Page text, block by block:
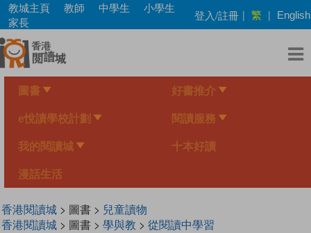
Skip
main
content
教城主頁 教師 中學生
小學生
家長
登入/註冊 | 繁 | English
圖書 好書推介
e悅讀學校計劃 閱讀服務
我的閱讀城 十本好讀
漫話生活
香港閱讀城> 圖書 > 兒童讀物
香港閱讀城> 圖書 > 學與教 > 從閱讀中學習